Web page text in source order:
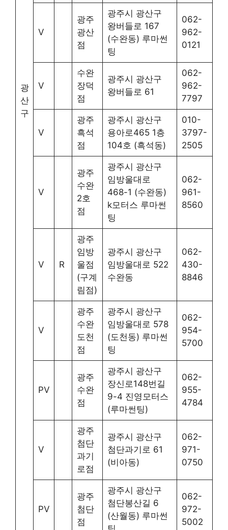
광
산
구
V
광주
광산
점
광주시 광산구
왕버들로 167
(수완동) 루마썬
팅
062-
962-
0121
V
수완
장덕
점
광주시 광산구
왕버들로 61
062-
962-
7797
V
광주
흑석
점
광주시 광산구
용아로465 1층
104호 (흑석동)
010-
3797-
2505
V
광주
수완
2호
점
광주시 광산구
임방울대로
468-1 (수완동)
k모터스 루마썬
팅
062-
961-
8560
V R
광주
임방
울점
(구계
림점)
광주시 광산구
임방울대로 522
수완동
062-
430-
8846
V
광주
수완
도천
점
광주시 광산구
임방울대로 578
(도천동) 루마썬
팅
062-
954-
5700
PV
광주
수완
점
광주시 광산구
장신로148번길
9-4 진영모터스
(루마썬팅)
062-
955-
4784
V
광주
첨단
과기
로점
광주시 광산구
첨단과기로 61
(비아동)
062-
971-
0750
PV
광주
첨단
점
광주시 광산구
첨단봉산길 6
(산월동) 루마썬
062-
972-
5002